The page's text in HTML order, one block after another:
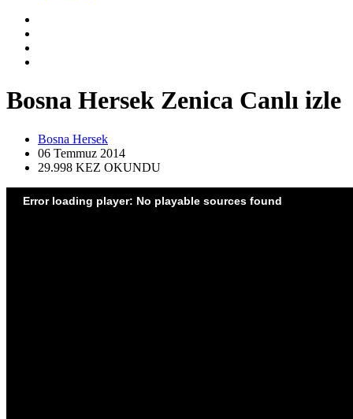
Bosna Hersek Zenica Canlı izle
Bosna Hersek
06 Temmuz 2014
29.998 KEZ OKUNDU
Error loading player: No playable sources found